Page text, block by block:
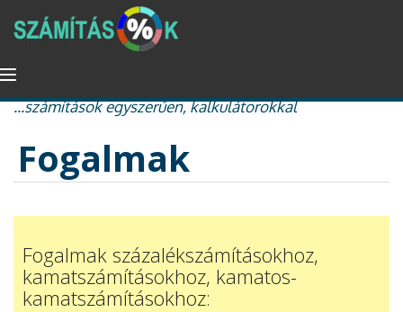
Ugrás
tartalomra
átkapcsolása
százalékszámítás, kamat és kamatos kamat, nyugdíj
...számítások egyszerűen, kalkulátorokkal
Fogalmak
Fogalmak százalékszámításokhoz,
kamatszámításokhoz, kamatos-
kamatszámításokhoz: